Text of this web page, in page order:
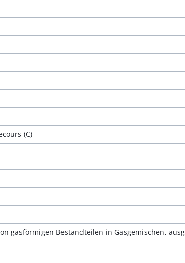
(C)
gasförmigen Bestandteilen in Gasgemischen,